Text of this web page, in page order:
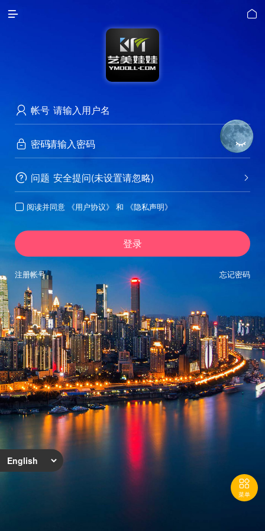
 
 帐号
 密码 
 问题 
安全提问(未设置请忽略)
 阅读并同意 《用户协议》 和 《隐私声明》
登录
忘记密码
注册帐号

菜单